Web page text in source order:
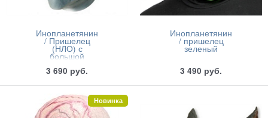
Инопланетянин
/ Пришелец
(НЛО) с
большой
3 690 руб.
Инопланетянин
/ пришелец
зеленый
3 490 руб.
Новинка